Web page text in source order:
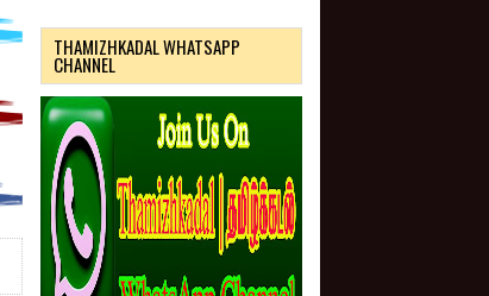
THAMIZHKADAL WHATSAPP
CHANNEL